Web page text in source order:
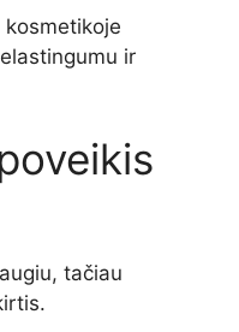
kosmetikoje
ir
tačiau